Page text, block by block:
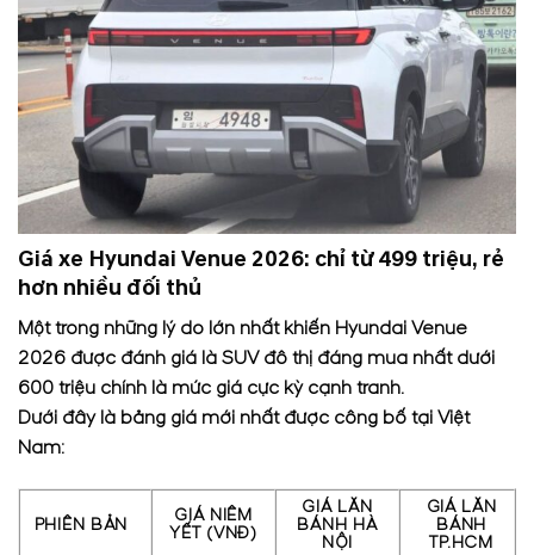
Giá xe Hyundai Venue 2026: chỉ từ 499 triệu, rẻ
hơn nhiều đối thủ
Một trong những lý do lớn nhất khiến Hyundai Venue
2026 được đánh giá là SUV đô thị đáng mua nhất dưới
600 triệu chính là mức giá cực kỳ cạnh tranh.
Dưới đây là bảng giá mới nhất được công bố tại Việt
Nam:
PHIÊN BẢN
GIÁ NIÊM
YẾT (VNĐ)
GIÁ LĂN
BÁNH HÀ
NỘI
GIÁ LĂN
BÁNH
TP.HCM